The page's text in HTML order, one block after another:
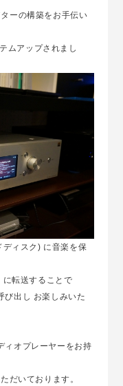
ーの構築をお手伝い
ムアップされまし
ィスク) に音楽を保
に転送することで
び出し お楽しみいた
ィオプレーヤーをお持
だいております。